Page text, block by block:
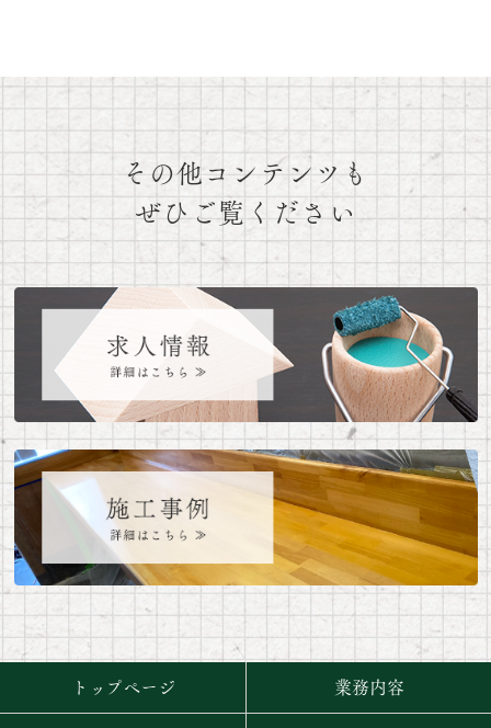
その他コンテンツも
ぜひご覧ください
トップページ 業務内容